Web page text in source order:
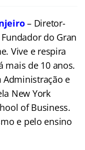
– Diretor-
do Gran
Vive e respira
mais de 10 anos.
Administração e
New York
of Business.
e pelo ensino